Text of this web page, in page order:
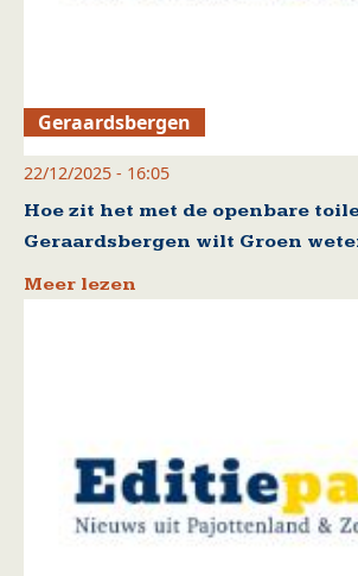
Geraardsbergen
22/12/2025 - 16:05
Hoe zit het met de openbare
Geraardsbergen wilt Groen
Meer lezen